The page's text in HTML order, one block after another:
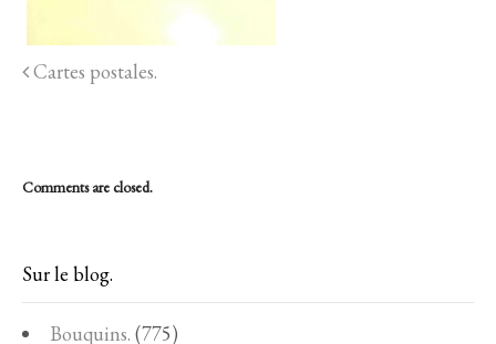
Cartes postales.
Comments are closed.
Sur le blog.
Bouquins. (775)